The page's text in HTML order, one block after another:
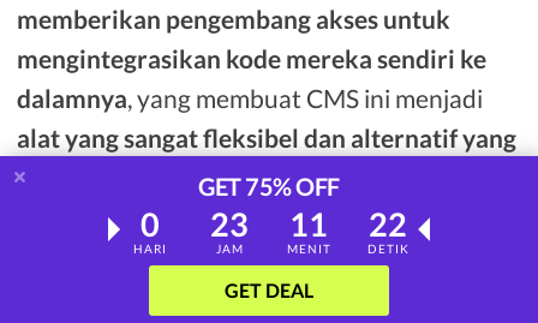
memberikan pengembang akses untuk
mengintegrasikan kode mereka sendiri ke
dalamnya, yang membuat CMS ini menjadi
alat yang sangat fleksibel dan alternatif yang
layak
untuk berbagai kebutuhan.
luangkan waktu Anda dan pelajari
WordPress.org
GET 75% OFF
0
HARI
23
JAM
11
MENIT
21
DETIK
GET DEAL